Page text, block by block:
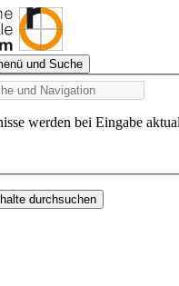
und Suche
werden bei Eingabe
durchsuchen